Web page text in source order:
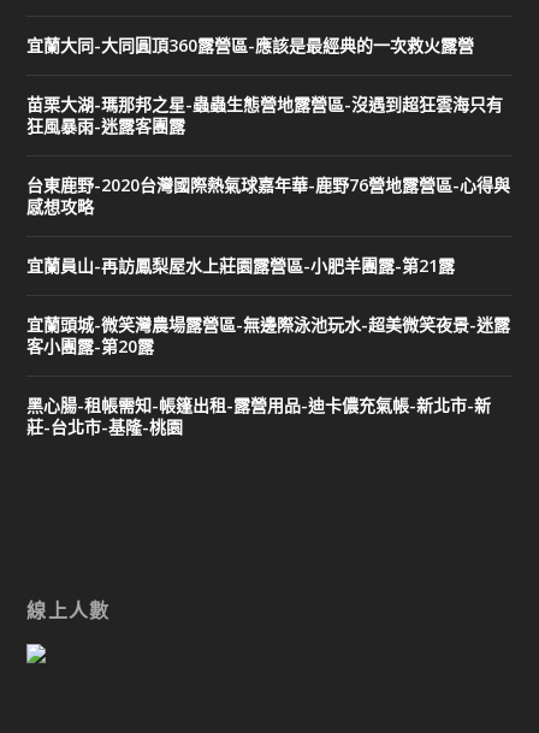
宜蘭大同-大同圓頂360露營區-應該是最經典的一次救火露營
苗栗大湖-瑪那邦之星-蟲蟲生態營地露營區-沒遇到超狂雲海只有
狂風暴雨-迷露客團露
台東鹿野-2020台灣國際熱氣球嘉年華-鹿野76營地露營區-心得與
感想攻略
宜蘭員山-再訪鳳梨屋水上莊園露營區-小肥羊團露-第21露
宜蘭頭城-微笑灣農場露營區-無邊際泳池玩水-超美微笑夜景-迷露
客小團露-第20露
黑心腸-租帳需知-帳篷出租-露營用品-迪卡儂充氣帳-新北市-新
莊-台北市-基隆-桃園
線上人數